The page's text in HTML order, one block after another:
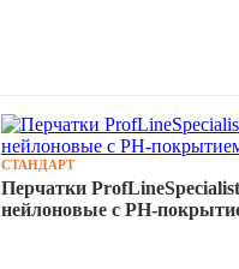
СТАНДАРТ
Перчатки ProfLineSpecialist
нейлоновые с РН-